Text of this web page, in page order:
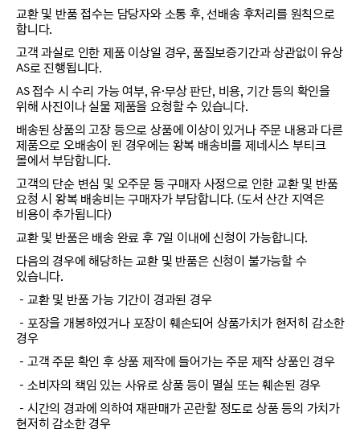
교환 및 반품 접수는 담당자와 소통 후, 선배송 후처리를 원칙으로
합니다.
고객 과실로 인한 제품 이상일 경우, 품질보증기간과 상관없이 유상
AS로 진행됩니다.
AS 접수 시 수리 가능 여부, 유·무상 판단, 비용, 기간 등의 확인을
위해 사진이나 실물 제품을 요청할 수 있습니다.
배송된 상품의 고장 등으로 상품에 이상이 있거나 주문 내용과 다른
제품으로 오배송이 된 경우에는 왕복 배송비를 제네시스 부티크
몰에서 부담합니다.
고객의 단순 변심 및 오주문 등 구매자 사정으로 인한 교환 및 반품
요청 시 왕복 배송비는 구매자가 부담합니다. (도서 산간 지역은
비용이 추가됩니다)
교환 및 반품은 배송 완료 후 7일 이내에 신청이 가능합니다.
다음의 경우에 해당하는 교환 및 반품은 신청이 불가능할 수
있습니다.
－교환 및 반품 가능 기간이 경과된 경우
－포장을 개봉하였거나 포장이 훼손되어 상품가치가 현저히 감소한
경우
－고객 주문 확인 후 상품 제작에 들어가는 주문 제작 상품인 경우
－소비자의 책임 있는 사유로 상품 등이 멸실 또는 훼손된 경우
－시간의 경과에 의하여 재판매가 곤란할 정도로 상품 등의 가치가
현저히 감소한 경우